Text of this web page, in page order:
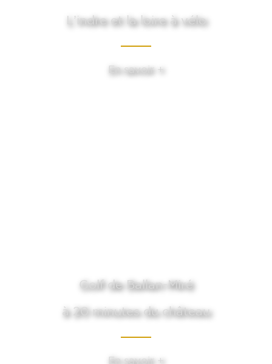
L’indre et la loire à vélo
En savoir +
Golf de Ballan-Miré
à 20 minutes du château
En savoir +